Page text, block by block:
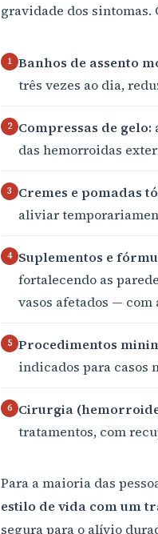
gravidade dos sintomas.
1 Banhos de assento
três vezes ao dia,
2 Compressas de gelo:
das hemorroidas
3 Cremes e pomadas
aliviar
4 Suplementos e
fortalecendo as
vasos afetados —
5 Procedimentos
indicados para casos
6 Cirurgia
tratamentos, com
Para a maioria das
estilo de vida com um
segura para o alívio